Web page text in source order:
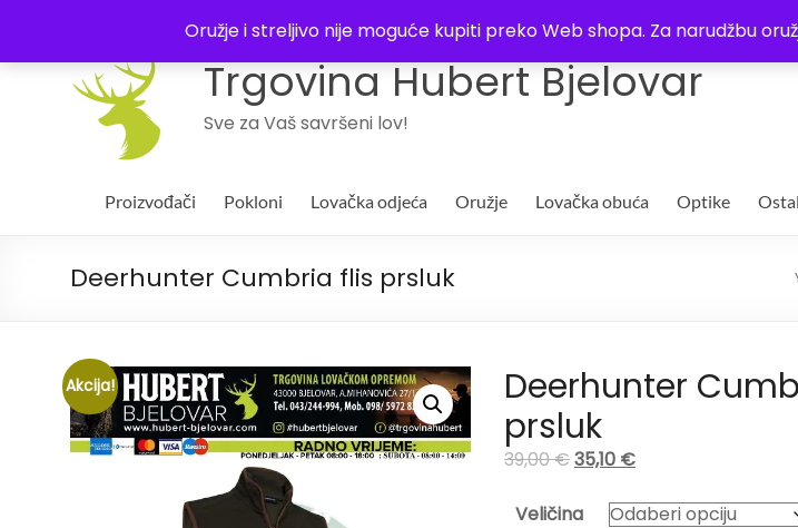
Oružje i streljivo nije moguće kupiti preko Web shopa. Za narudžbu
Trgovina Hubert Bjelovar
Sve za Vaš savršeni lov!
Proizvođači Pokloni Lovačka odjeća Oružje Lovačka obuća Optike
Deerhunter Cumbria flis prsluk
Akcija!
Deerhunter
prsluk
39,00€35,10 €
Veličina